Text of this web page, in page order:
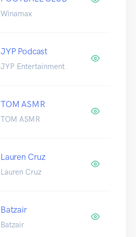
Winamax
JYP Podcast
JYP Entertainment
TOM ASMR
TOM ASMR
Lauren Cruz
Lauren Cruz
Batzair
Batzair